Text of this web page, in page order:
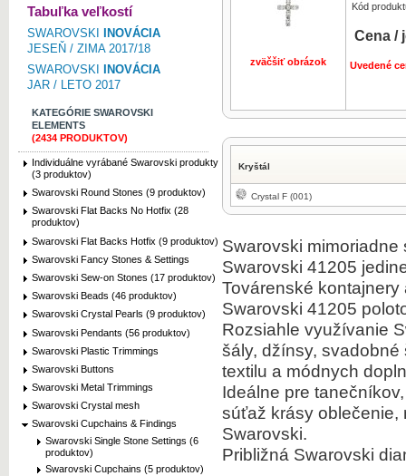
Tabuľka veľkostí
SWAROVSKI
INOVÁCIA
JESEŇ / ZIMA 2017/18
SWAROVSKI
INOVÁCIA
JAR / LETO 2017
KATEGÓRIE SWAROVSKI
ELEMENTS
(2434 PRODUKTOV)
Individuálne vyrábané Swarovski produkty
(3 produktov)
Swarovski Round Stones (9 produktov)
Swarovski Flat Backs No Hotfix (28
produktov)
Swarovski Flat Backs Hotfix (9 produktov)
Swarovski Fancy Stones & Settings
Swarovski Sew-on Stones (17 produktov)
Swarovski Beads (46 produktov)
Swarovski Crystal Pearls (9 produktov)
Swarovski Pendants (56 produktov)
Swarovski Plastic Trimmings
Swarovski Buttons
Swarovski Metal Trimmings
Swarovski Crystal mesh
Swarovski Cupchains & Findings
Swarovski Single Stone Settings (6
produktov)
Swarovski Cupchains (5 produktov)
zväčšiť obrázok
Kód
Cena /
Uvedené
Kryštál
Crystal F (001)
Swarovski
Swarovski 41205
Továrenské
Swarovski 41205
Rozsiahle využívanie
šály, džínsy,
textilu a módnych
Ideálne pre
súťaž krásy oblečenie,
Swarovski.
Približná Swarovski